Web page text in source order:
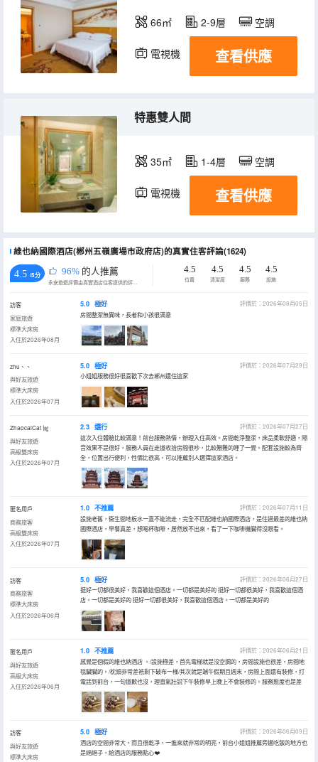
66㎡ 2-9層 空調
電視機 查看供應
特惠雙人間
35㎡ 1-4層 空調
電視機 查看供應
維也納國際酒店(郴州五嶺廣場市政府店)的真實住客評論(1624)
4.5 /5分 96% 的人推薦
永安旅遊評價由真實酒店住客提供的評價。
4.5
位置
4.5
清潔度
4.5
服務
4.5
設施
訪客
家庭旅遊
標準大床房
入住於2026年08月
5.0 極好
評價於：2026年08月05日
房間整潔無異味，長者和小孩很滿意
zhu、、
與好友旅遊
標準大床房
入住於2026年07月
5.0 極好
評價於：2026年07月29日
小姐姐服務很好很喜歡下次去郴州還住這家
ZhaocaiCat ㏒
與好友旅遊
高級雙床房
入住於2026年07月
2.3 還行
評價於：2026年07月27日
這次入住體驗比較滿意！前台服務熱情，辦理入住高效。房間乾淨整潔，床品柔軟舒適，隔
音效果不是很好，服務人員在走道收拾房間很吵，比較艱難的睡了一覺。配套設施較為齊
全，位置出行便利，性價比很高，可以推薦別人選擇這家酒店。
匿名用戶
商務旅客
高級雙床房
入住於2026年07月
1.0 不推薦
評價於：2026年07月11日
設施老舊，衞生間地板水一直不能流走，完全不匹配維也納國際酒店，是住過最差的維也納
國際酒店，早餐真差，想喝杯咖啡，居然放不出來，看了一下咖啡機臟得沒眼看。
訪客
商務旅客
標準大床房
入住於2026年06月
5.0 極好
評價於：2026年06月27日
挺好一切都很美好，我喜歡這個酒店。一切都是美好的 挺好一切都很美好，我喜歡這個酒
店。一切都是美好的 挺好一切都很美好，我喜歡這個酒店。一切都是美好的
匿名用戶
與好友旅遊
高級大床房
入住於2026年06月
1.0 不推薦
評價於：2026年06月21日
感覺是個假的維也納酒店 。/設施極差，首先電梯就是沒空調的，房間設施也很差，房間地
毯臟臟的。/枕頭非常差衹剩下破布一樣/其次就是端午假期且週末，房間上面還有裝修，打
電話到前台，一句道歉也沒，理直氣壯説下午裝修早上晚上不會裝修的。服務態度也是差
訪客
與好友旅遊
標準大床房
5.0 極好
評價於：2026年06月09日
酒店的空間非常大，而且很乾凈，一進來就非常的明亮，前台小姐姐推薦旁邊吃飯的地方也
是絕絕子，給酒店的服務點心❤️